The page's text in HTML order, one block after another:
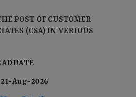
POST OF CUSTOMER
(CSA) IN VERIOUS
21-Aug-2026